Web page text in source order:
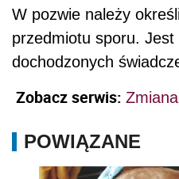
W pozwie należy
przedmiotu sporu. Jest
dochodzonych
Zobacz serwis:
POWIĄZANE